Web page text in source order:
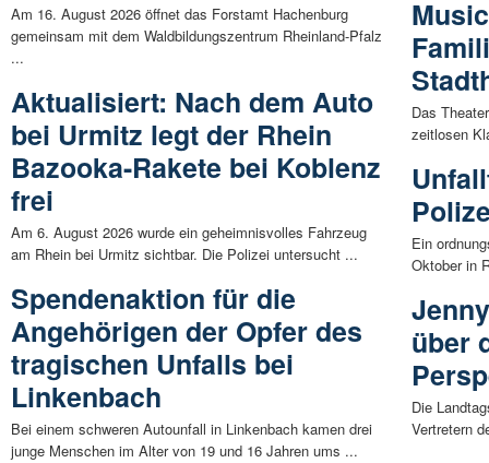
Am 16. August 2026 öffnet das Forstamt Hachenburg
gemeinsam mit dem Waldbildungszentrum Rheinland-Pfalz
...
Aktualisiert: Nach dem Auto
bei Urmitz legt der Rhein
Bazooka-Rakete bei Koblenz
frei
Am 6. August 2026 wurde ein geheimnisvolles Fahrzeug
am Rhein bei Urmitz sichtbar. Die Polizei untersucht ...
Spendenaktion für die
Angehörigen der Opfer des
tragischen Unfalls bei
Linkenbach
Bei einem schweren Autounfall in Linkenbach kamen drei
junge Menschen im Alter von 19 und 16 Jahren ums ...
Das
zeitlosen
Ein
Oktober in
über
Die
Vertretern